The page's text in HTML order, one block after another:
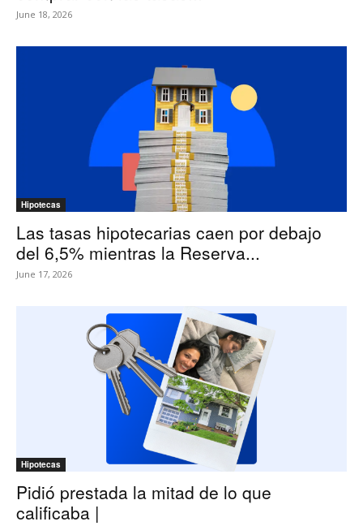
June 18, 2026
Hipotecas
Las tasas hipotecarias caen por debajo
del 6,5% mientras la Reserva...
June 17, 2026
Hipotecas
Pidió prestada la mitad de lo que
calificaba |